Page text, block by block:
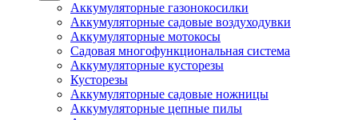
Аккумуляторные газонокосилки
Аккумуляторные садовые воздуходувки
Аккумуляторные мотокосы
Садовая многофункциональная система
Аккумуляторные кусторезы
Кусторезы
Аккумуляторные садовые ножницы
Аккумуляторные цепные пилы